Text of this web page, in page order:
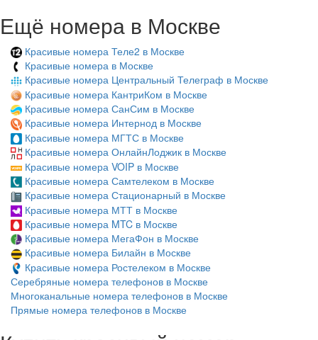
Ещё номера в Москве
Красивые номера Теле2 в Москве
Красивые номера в Москве
Красивые номера Центральный Телеграф в Москве
Красивые номера КантриКом в Москве
Красивые номера СанСим в Москве
Красивые номера Интернод в Москве
Красивые номера МГТС в Москве
Красивые номера ОнлайнЛоджик в Москве
Красивые номера VOIP в Москве
Красивые номера Самтелеком в Москве
Красивые номера Стационарный в Москве
Красивые номера МТТ в Москве
Красивые номера MTC в Москве
Красивые номера МегаФон в Москве
Красивые номера Билайн в Москве
Красивые номера Ростелеком в Москве
Серебряные номера телефонов в Москве
Многоканальные номера телефонов в Москве
Прямые номера телефонов в Москве